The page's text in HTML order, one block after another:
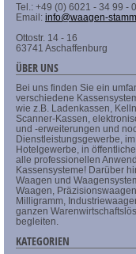
Tel.: +49 (0) 6021 - 34 99 - 0
Email: info@waagen-
Ottostr. 14 - 16
63741 Aschaffenburg
ÜBER UNS
Bei uns finden Sie ein
verschiedene
wie z.B. Ladenkassen,
Scanner-Kassen,
und -erweiterungen und
Dienstleistungsgewerbe,
Hotelgewerbe, in
alle professionellen
Kassensysteme! Darüber
Waagen und
Waagen,
Milligramm,
ganzen
begleiten.
KATEGORIEN